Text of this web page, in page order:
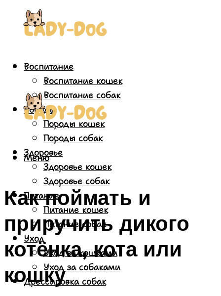
Воспитание
Воспитание кошек
Воспитание собак
Породы
Породы кошек
Породы собак
Здоровье
Здоровье кошек
Здоровье собак
Питание
Питание кошек
Питание собак
Уход
Уход за кошками
Уход за собаками
Дрессировка собак
Меню
Как поймать и
приручить дикого
котёнка, кота или
кошку